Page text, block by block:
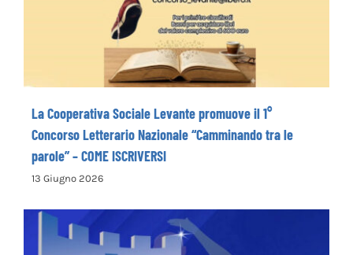
ISCRIVERSI
La Cooperativa Sociale Levante promuove il 1°
Concorso Letterario Nazionale “Camminando tra le
parole” – COME ISCRIVERSI
13 Giugno 2026